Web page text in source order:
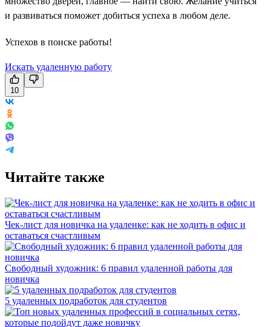
и развиваться поможет добиться успеха в любом деле.
Успехов в поиске работы!
Искать удаленную работу
10
Читайте также
Чек-лист для новичка на удаленке: как не ходить в офис и
оставаться счастливым
Свободный художник: 6 правил удаленной работы для
новичка
5 удаленных подработок для студентов